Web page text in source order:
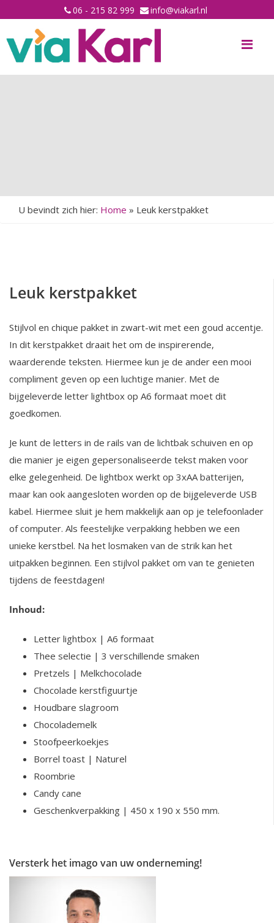
06 - 215 82 999 info@viakarl.nl
U bevindt zich hier: Home » Leuk kerstpakket
Leuk kerstpakket
Stijlvol en chique pakket in zwart-wit met een goud accentje.
In dit kerstpakket draait het om de inspirerende,
waarderende teksten. Hiermee kun je de ander een mooi
compliment geven op een luchtige manier. Met de
bijgeleverde letter lightbox op A6 formaat moet dit
goedkomen.
Je kunt de letters in de rails van de lichtbak schuiven en op
die manier je eigen gepersonaliseerde tekst maken voor
elke gelegenheid. De lightbox werkt op 3xAA batterijen,
maar kan ook aangesloten worden op de bijgeleverde USB
kabel. Hiermee sluit je hem makkelijk aan op je telefoonlader
of computer. Als feestelijke verpakking hebben we een
unieke kerstbel. Na het losmaken van de strik kan het
uitpakken beginnen. Een stijlvol pakket om van te genieten
tijdens de feestdagen!
Inhoud:
Letter lightbox | A6 formaat
Thee selectie | 3 verschillende smaken
Pretzels | Melkchocolade
Chocolade kerstfiguurtje
Houdbare slagroom
Chocolademelk
Stoofpeerkoekjes
Borrel toast | Naturel
Roombrie
Candy cane
Geschenkverpakking | 450 x 190 x 550 mm.
Versterk het imago van uw onderneming!